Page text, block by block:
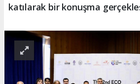
katılarak bir konuşma